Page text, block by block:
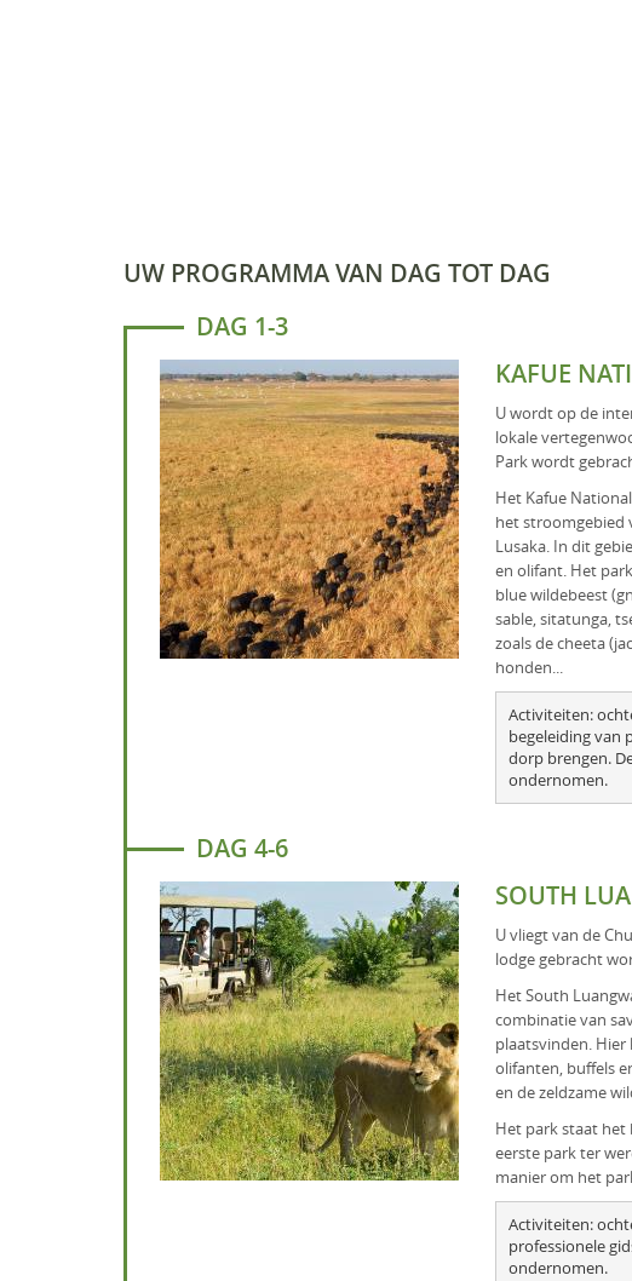
UW PROGRAMMA VAN DAG TOT DAG
DAG 1-3
KAFUE
U wordt op de
lokale
Park wordt
Het Kafue
het stroomgebied
Lusaka. In dit
en olifant. Het
blue wildebeest
sable, sitatunga,
zoals de cheeta
honden...
Activiteiten:
begeleiding van
dorp brengen.
ondernomen.
DAG 4-6
SOUTH
U vliegt van de
lodge gebracht
Het South
combinatie van
plaatsvinden.
olifanten, buffels
en de zeldzame
Het park staat het
eerste park ter
manier om het
Activiteiten:
professionele
ondernomen.